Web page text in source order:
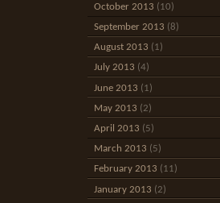
October 2013 (10)
September 2013 (8)
August 2013 (1)
July 2013 (4)
June 2013 (1)
May 2013 (2)
April 2013 (5)
March 2013 (5)
February 2013 (11)
January 2013 (2)